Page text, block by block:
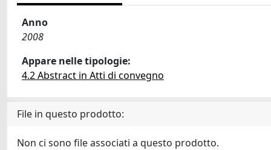
Anno
2008
Appare nelle tipologie:
4.2 Abstract in Atti di convegno
File in questo prodotto:
Non ci sono file associati a questo prodotto.